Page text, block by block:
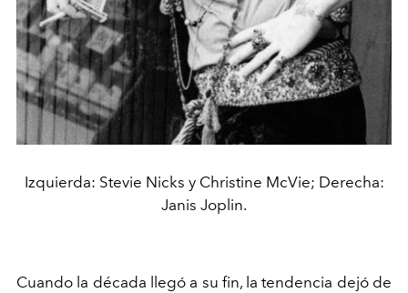
Izquierda: Stevie Nicks y Christine McVie; Derecha:
Janis Joplin.
Cuando la década llegó a su fin, la tendencia dejó de